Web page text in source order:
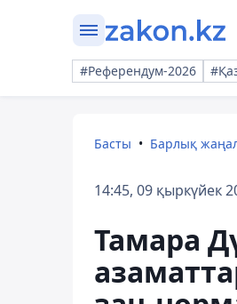
#Референдум-2026
Басты Барлық
14:45, 09 қыркүйек
Тамара